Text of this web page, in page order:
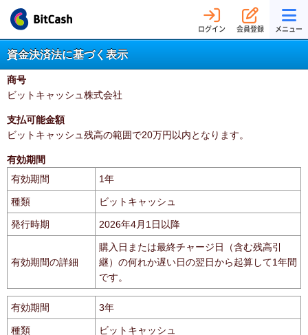
ログイン 会員登録 メニュー
資金決済法に基づく表示
商号
ビットキャッシュ株式会社
支払可能金額
ビットキャッシュ残高の範囲で20万円以内となります。
有効期間
有効期間
1年
種類 ビットキャッシュ
発行時期 2026年4月1日以降
有効期間の詳細
購入日または最終チャージ日（含む残高引
継）の何れか遅い日の翌日から起算して1年間
です。
有効期間 3年
種類 ビットキャッシュ